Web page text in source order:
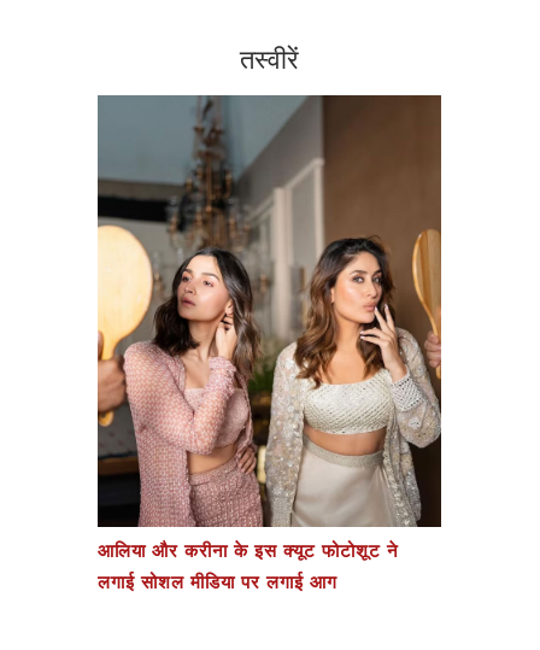
तस्वीरें
आलिया और करीना के इस क्यूट फोटोशूट ने
लगाई सोशल मीडिया पर लगाई आग